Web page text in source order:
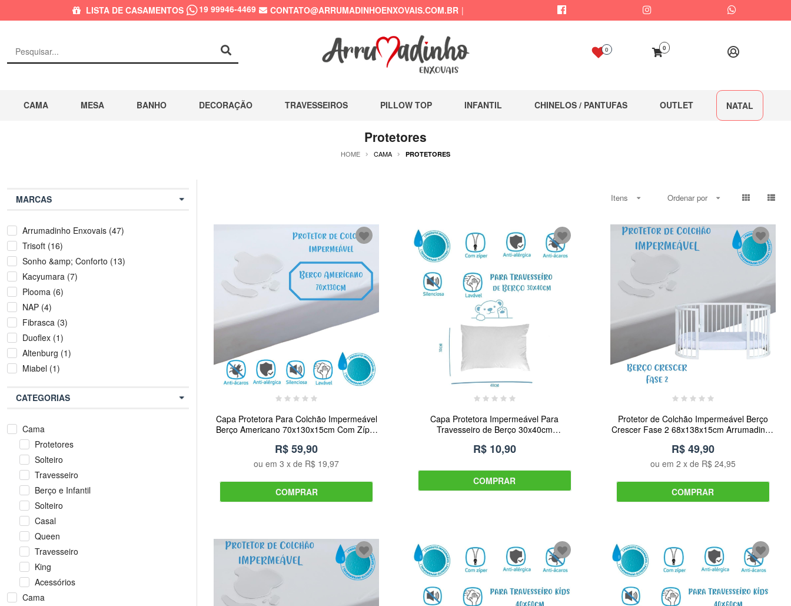
LISTA DE CASAMENTOS 19 99946-4469 CONTATO@ARRUMADINHOENXOVAIS.COM.BR
0 0
CAMA MESA BANHO DECORAÇÃO TRAVESSEIROS PILLOW TOP INFANTIL CHINELOS / PANTUFAS OUTLET NATAL
Protetores
HOME CAMA PROTETORES
MARCAS
Arrumadinho Enxovais (47)
Trisoft (16)
Sonho &amp; Conforto (13)
Kacyumara (7)
Plooma (6)
NAP (4)
Fibrasca (3)
Duoflex (1)
Altenburg (1)
Miabel (1)
CATEGORIAS
Cama
Protetores
Solteiro
Travesseiro
Berço e Infantil
Solteiro
Casal
Queen
Travesseiro
King
Acessórios
Cama
Itens Ordenar por
Capa Protetora Para Colchão Impermeável
Berço Americano 70x130x15cm Com Zíper
R$ 59,90
ou em 3 x de R$ 19,97
COMPRAR
Capa Protetora Impermeável Para
Travesseiro de Berço 30x40cm
R$ 10,90
COMPRAR
Protetor de Colchão Impermeável Berço
Crescer Fase 2 68x138x15cm Arrumadinho
R$ 49,90
ou em 2 x de R$ 24,95
COMPRAR